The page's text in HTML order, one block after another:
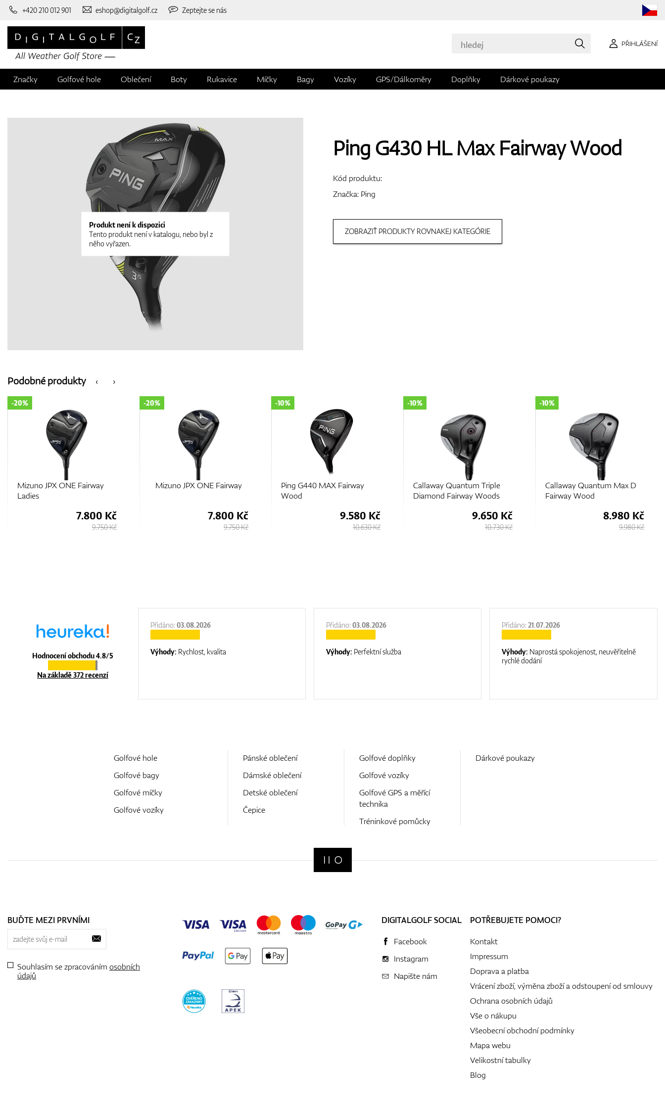
+420 210 012 901 eshop@digitalgolf.cz Zeptejte se nás
PŘIHLÁŠENÍ
Značky Golfové hole Oblečení Boty Rukavice Míčky Bagy Vozíky GPS/Dálkoměry Doplňky Dárkové poukazy
Produkt není k dispozici
Tento produkt není v katalogu, nebo byl z
něho vyřazen.
Ping G430 HL Max Fairway Wood
Kód produktu:
Značka: Ping
ZOBRAZIŤ PRODUKTY ROVNAKEJ KATEGÓRIE
‹
Podobné produkty ›
Mizuno JPX ONE Fairway
-20%
7.800 Kč
9.750 Kč
Ping G440 MAX Fairway
-10%
9.580 Kč
10.630 Kč
Callaway Quantum Triple
Diamond Fairway Woods
-10%
9.650 Kč
10.730 Kč
Callaway Quantum Max D
Fairway Wood
-10%
8.980 Kč
9.980 Kč
HEAD Fairway Wood
Novinka
4.150 Kč
4.380 Kč
Hodnocení obchodu 4.8/5
Na základě 372 recenzí
Přidáno:03.08.2026
Výhody: Rychlost, kvalita
Přidáno:03.08.2026
Výhody: Perfektní služba
Přidáno:21.07.2026
Výhody: Naprostá spokojenost, neuvěřitelně
rychlé dodání
Golfové hole
Golfové bagy
Golfové míčky
Golfové vozíky
Pánské oblečení
Dámské oblečení
Detské oblečení
Čepice
Golfové doplňky
Golfové vozíky
Golfové GPS a měřící
technika
Tréninkové pomůcky
Dárkové poukazy
BUĎTE MEZI PRVNÍMI
Souhlasím se zpracováním osobních
údajů
DIGITALGOLF SOCIAL
Facebook
Instagram
Napište nám
POTŘEBUJETE POMOCI?
Kontakt
Impressum
Doprava a platba
Vrácení zboží, výměna zboží a odstoupení od smlouvy
Ochrana osobních údajů
Vše o nákupu
Všeobecní obchodní podmínky
Mapa webu
Velikostní tabulky
Blog